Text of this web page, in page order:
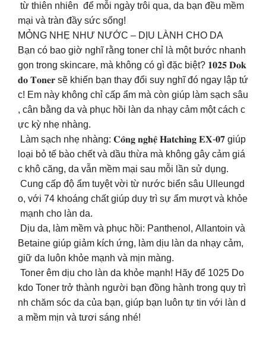
từ thiên nhiên để mỗi ngày trôi qua, da bạn đều mềm
mại và tràn đầy sức sống!
MỎNG NHẸ NHƯ NƯỚC – DỊU LÀNH CHO DA
Bạn có bao giờ nghĩ rằng toner chỉ là một bước nhanh
gọn trong skincare, mà không có gì đặc biệt? 𝟏𝟎𝟐𝟓 𝐃𝐨𝐤
𝐝𝐨 𝐓𝐨𝐧𝐞𝐫 sẽ khiến bạn thay đổi suy nghĩ đó ngay lập tứ
c! Em này không chỉ cấp ẩm mà còn giúp làm sạch sâu
, cân bằng da và phục hồi làn da nhạy cảm một cách c
ực kỳ nhẹ nhàng.
Làm sạch nhẹ nhàng: 𝐂𝐨̂𝐧𝐠 𝐧𝐠𝐡𝐞̣̂ 𝐇𝐚𝐭𝐜𝐡𝐢𝐧𝐠 𝐄𝐗-𝟎𝟕 giúp
loại bỏ tế bào chết và dầu thừa mà không gây cảm giá
c khô căng, da vẫn mềm mại sau mỗi lần sử dụng.
Cung cấp độ ẩm tuyệt vời từ nước biển sâu Ulleungd
o, với 74 khoáng chất giúp duy trì sự ẩm mượt và khỏe
mạnh cho làn da.
Dịu da, làm mềm và phục hồi: Panthenol, Allantoin và
Betaine giúp giảm kích ứng, làm dịu làn da nhạy cảm,
giữ da luôn khỏe mạnh và mịn màng.
Toner êm dịu cho làn da khỏe mạnh! Hãy để 1025 Do
kdo Toner trở thành người bạn đồng hành trong quy trì
nh chăm sóc da của bạn, giúp bạn luôn tự tin với làn d
a mềm mịn và tươi sáng nhé!